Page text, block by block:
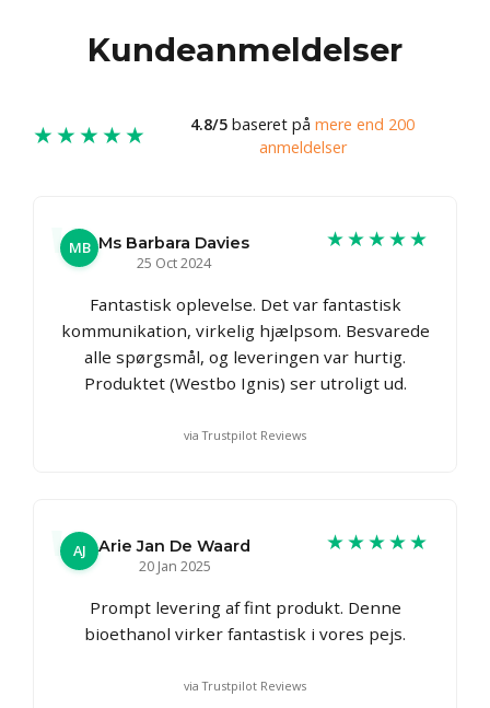
Kundeanmeldelser
★★★★★ 4.8/5 baseret på mere end 200
anmeldelser
MB Ms Barbara Davies
25 Oct 2024
★★★★★
Fantastisk oplevelse. Det var fantastisk
kommunikation, virkelig hjælpsom. Besvarede
alle spørgsmål, og leveringen var hurtig.
Produktet (Westbo Ignis) ser utroligt ud.
via Trustpilot Reviews
AJ
Arie Jan De Waard
20 Jan 2025
★★★★★
Prompt levering af fint produkt. Denne
bioethanol virker fantastisk i vores pejs.
via Trustpilot Reviews